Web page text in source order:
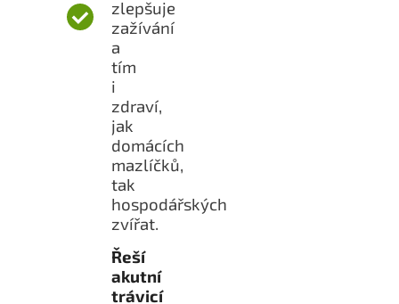
zlepšuje
zažívání
a
tím
i
zdraví,
jak
domácích
mazlíčků,
tak
hospodářských
zvířat.
Řeší
akutní
trávicí